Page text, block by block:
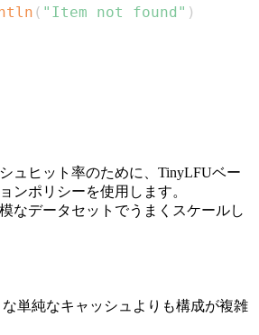
( "Item not found" )
ュヒット率のために、TinyLFUベー
ンポリシーを使用します。
なデータセットでうまくスケールし
単純なキャッシュよりも構成が複雑